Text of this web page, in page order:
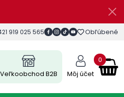
919 025 565 Obľúbené
Veľkoobchod B2B Môj účet
0